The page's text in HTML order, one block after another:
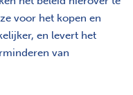
voor het kopen en
en levert het
van